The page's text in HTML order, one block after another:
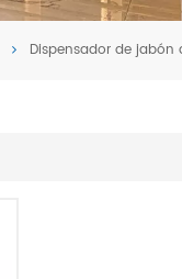
Dispensador de